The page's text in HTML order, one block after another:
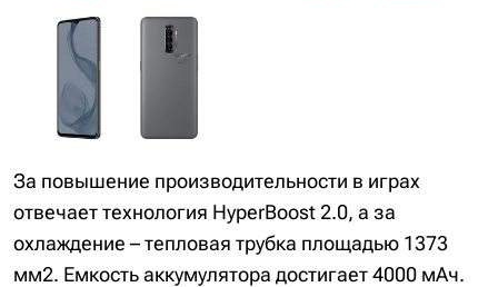
За повышение производительности в играх
отвечает технология HyperBoost 2.0, а за
охлаждение – тепловая трубка площадью 1373
мм2. Емкость аккумулятора достигает 4000 мАч.